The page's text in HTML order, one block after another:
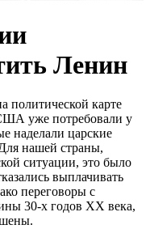
Ленин
политической карте
уже потребовали у
наделали царские
нашей страны,
ситуации, это было
выплачивать
переговоры с
30-х годов ХХ века,